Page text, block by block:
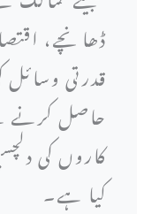
ڈھانچے،
قدرتی وسائل
حاصل کرنے
کاروں کی
کیا ہے۔